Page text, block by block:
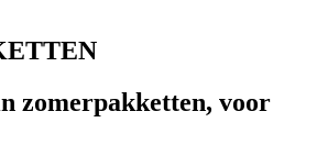
zomerpakketten, voor